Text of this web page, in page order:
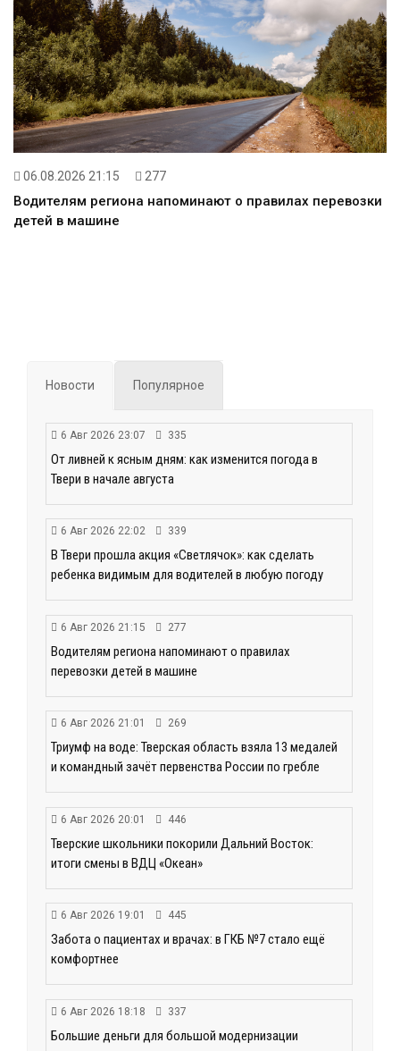
06.08.2026 21:15 277
Водителям региона напоминают о правилах перевозки
детей в машине
Новости Популярное
6 Авг 2026 23:07 335
От ливней к ясным дням: как изменится погода в
Твери в начале августа
6 Авг 2026 22:02 339
В Твери прошла акция «Светлячок»: как сделать
ребенка видимым для водителей в любую погоду
6 Авг 2026 21:15 277
Водителям региона напоминают о правилах
перевозки детей в машине
6 Авг 2026 21:01 269
Триумф на воде: Тверская область взяла 13 медалей
и командный зачёт первенства России по гребле
6 Авг 2026 20:01 446
Тверские школьники покорили Дальний Восток:
итоги смены в ВДЦ «Океан»
6 Авг 2026 19:01 445
Забота о пациентах и врачах: в ГКБ №7 стало ещё
комфортнее
6 Авг 2026 18:18 337
Большие деньги для большой модернизации